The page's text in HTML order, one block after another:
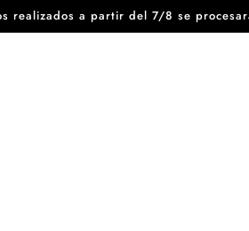
realizados a partir del 7/8 se